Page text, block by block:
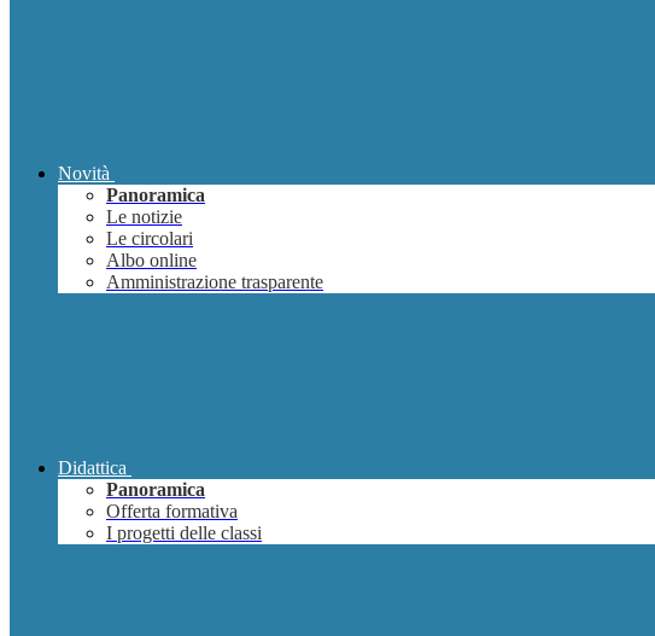
Novità
Panoramica
Le notizie
Le circolari
Albo online
Amministrazione trasparente
Didattica
Panoramica
Offerta formativa
I progetti delle classi